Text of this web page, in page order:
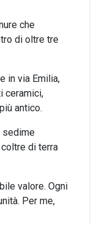
che
di oltre tre
in via Emilia,
ceramici,
antico.
sedime
di terra
valore. Ogni
Per me,